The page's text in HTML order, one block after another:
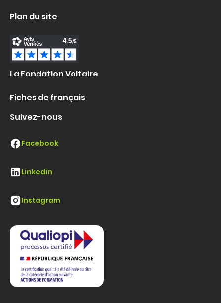
Plan du site
La Fondation Voltaire
Fiches de français
Suivez-nous
Facebook
Linkedin
Instagram